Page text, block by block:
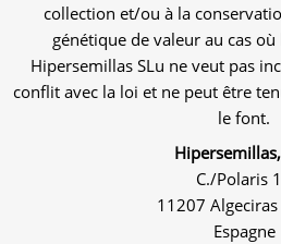
collection et/ou à la
génétique de valeur au cas
Hipersemillas SLu ne veut pas
conflit avec la loi et ne peut être
le font.
C./Polaris
11207 Algeciras
Espagne